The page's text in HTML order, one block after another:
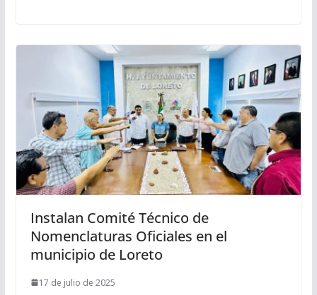
Instalan Comité Técnico de
Nomenclaturas Oficiales en el
municipio de Loreto
17 de julio de 2025